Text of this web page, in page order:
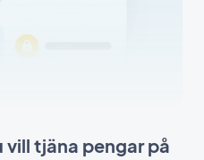
vill tjäna pengar på